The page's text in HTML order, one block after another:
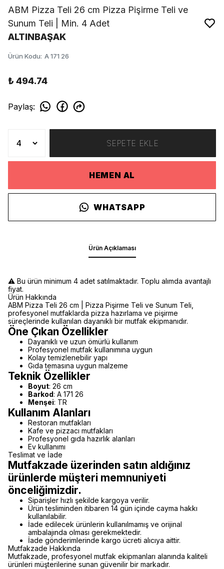
ABM Pizza Teli 26 cm Pizza Pişirme Teli ve
Sunum Teli | Min. 4 Adet
ALTINBAŞAK
Ürün Kodu: A 171 26
₺ 494.74
Paylaş:
SEPETE EKLE
HEMEN AL
WHATSAPP
Ürün Açıklaması
⚠️ Bu ürün minimum 4 adet satılmaktadır. Toplu alımda avantajlı
fiyat.
Ürün Hakkında
ABM Pizza Teli 26 cm | Pizza Pişirme Teli ve Sunum Teli,
profesyonel mutfaklarda pizza hazırlama ve pişirme
süreçlerinde kullanılan dayanıklı bir mutfak ekipmanıdır.
Öne Çıkan Özellikler
Dayanıklı ve uzun ömürlü kullanım
Profesyonel mutfak kullanımına uygun
Kolay temizlenebilir yapı
Gıda temasına uygun malzeme
Teknik Özellikler
Boyut: 26 cm
Barkod: A 171 26
Menşei: TR
Kullanım Alanları
Restoran mutfakları
Kafe ve pizzacı mutfakları
Profesyonel gıda hazırlık alanları
Ev kullanımı
Teslimat ve İade
Mutfakzade üzerinden satın aldığınız
ürünlerde müşteri memnuniyeti
önceliğimizdir.
Siparişler hızlı şekilde kargoya verilir.
Ürün tesliminden itibaren 14 gün içinde cayma hakkı
kullanılabilir.
İade edilecek ürünlerin kullanılmamış ve orijinal
ambalajında olması gerekmektedir.
İade gönderimlerinde kargo ücreti alıcıya aittir.
Mutfakzade Hakkında
Mutfakzade, profesyonel mutfak ekipmanları alanında kaliteli
ürünleri müşterilerine sunan güvenilir bir markadır.